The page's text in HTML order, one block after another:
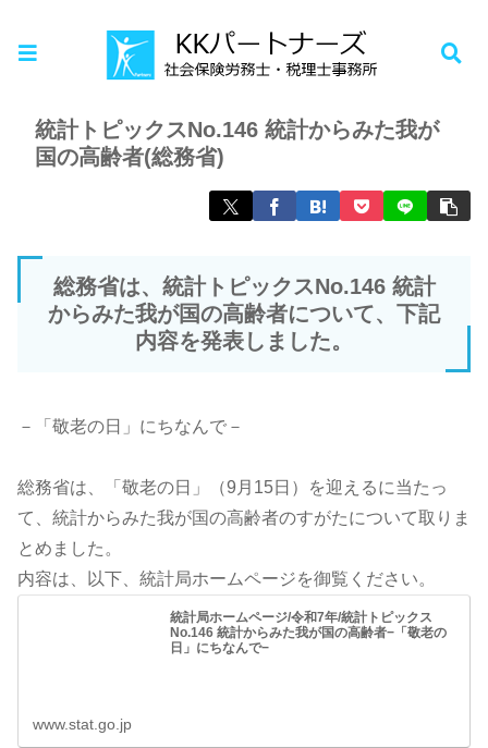
お知らせ
統計トピックスNo.146 統計からみた我が
国の高齢者(総務省)
総務省は、統計トピックスNo.146 統計
からみた我が国の高齢者について、下記
内容を発表しました。
－「敬老の日」にちなんで－
総務省は、「敬老の日」（9月15日）を迎えるに当たっ
て、統計からみた我が国の高齢者のすがたについて取りま
とめました。
内容は、以下、統計局ホームページを御覧ください。
統計局ホームページ/令和7年/統計トピックス
No.146 統計からみた我が国の高齢者−「敬老の
日」にちなんで−
www.stat.go.jp